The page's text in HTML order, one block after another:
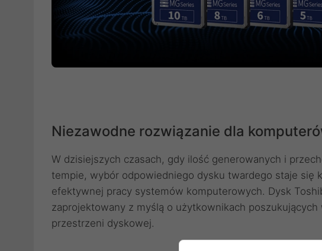
Niezawodne rozwiązanie dla
W dzisiejszych czasach, gdy ilość generowanych i
tempie, wybór odpowiedniego dysku twardego staje się
efektywnej pracy systemów komputerowych. Dysk
zaprojektowany z myślą o użytkownikach
przestrzeni dyskowej.